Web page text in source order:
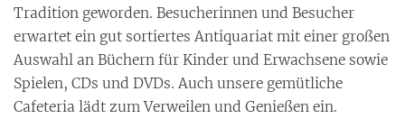
Tradition geworden. Besucherinnen und Besucher
erwartet ein gut sortiertes Antiquariat mit einer großen
Auswahl an Büchern für Kinder und Erwachsene sowie
Spielen, CDs und DVDs. Auch unsere gemütliche
Cafeteria lädt zum Verweilen und Genießen ein.